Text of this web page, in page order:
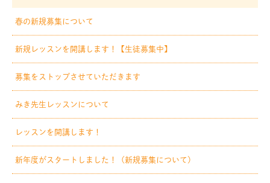
春の新規募集について
新規レッスンを開講します！【生徒募集中】
募集をストップさせていただきます
みき先生レッスンについて
レッスンを開講します！
新年度がスタートしました！（新規募集について）